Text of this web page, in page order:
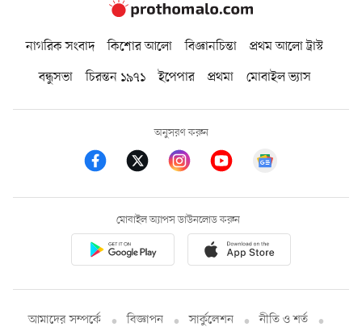
নাগরিক সংবাদ কিশোর আলো বিজ্ঞানচিন্তা
প্রথম আলো ট্রাস্ট
বন্ধুসভা
চিরন্তন ১৯৭১ ইপেপার প্রথমা মোবাইল ভ্যাস
অনুসরণ করুন
মোবাইল অ্যাপস ডাউনলোড করুন
আমাদের সম্পর্কে বিজ্ঞাপন সার্কুলেশন নীতি ও শর্ত